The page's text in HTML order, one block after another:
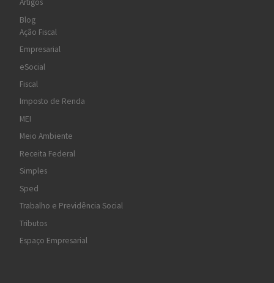
Artigos
Blog
Ação Fiscal
Empresarial
eSocial
Fiscal
Imposto de Renda
MEI
Meio Ambiente
Receita Federal
Simples
Sped
Trabalho e Previdência Social
Tributos
Espaço Empresarial